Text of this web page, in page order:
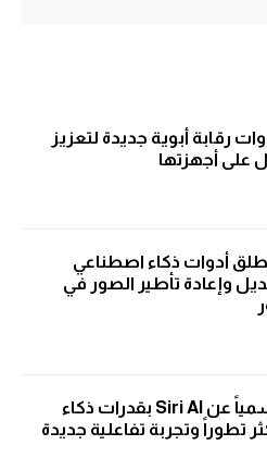
رقابة أبوية جديدة لتعزيز
على أجهزتها
أدوات ذكاء اصطناعي
وإعادة تأطير الصور في
أبل تعلن رسمياً عن Siri AI بقدرات ذكاء
تطوراً وتجربة تفاعلية جديدة